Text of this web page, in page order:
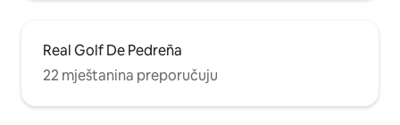
Real Golf De Pedreña
22 mještanina preporučuju